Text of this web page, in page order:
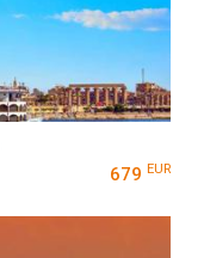
679 EUR